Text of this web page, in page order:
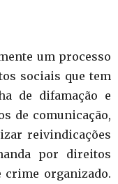
um processo
sociais que tem
de difamação e
de comunicação,
reivindicações
por direitos
organizado.